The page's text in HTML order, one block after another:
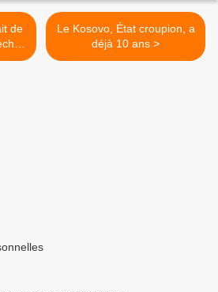
Le Kosovo, État croupion, a
déjà 10 ans >